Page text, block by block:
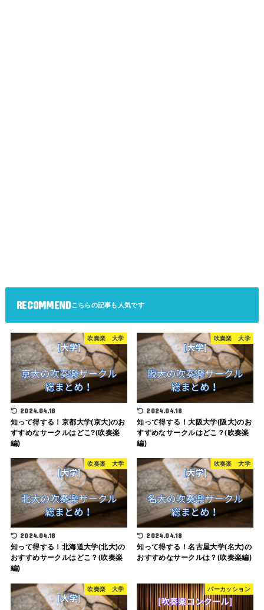
RECOMMEND
吹奏楽 大学
2024.04.18
知って得する！京都大学(京大)のお
すすめなサークルはどこ?(吹奏楽
編)
吹奏楽 大学
2024.04.18
知って得する！大阪大学(阪大)のお
すすめなサークルはどこ？(吹奏楽
編)
吹奏楽 大学
2024.04.18
知って得する！北海道大学(北大)の
おすすめサークルはどこ？(吹奏楽
編)
吹奏楽 大学
2024.04.18
知って得する！名古屋大学(名大)の
おすすめなサークルは？(吹奏楽編)
吹奏楽 大学 パーカッション